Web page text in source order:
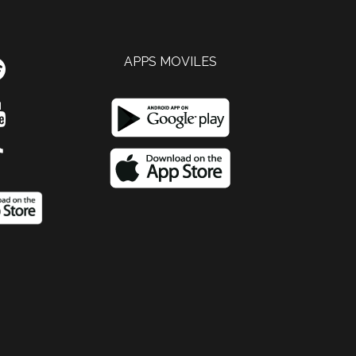
APPS MOVILES